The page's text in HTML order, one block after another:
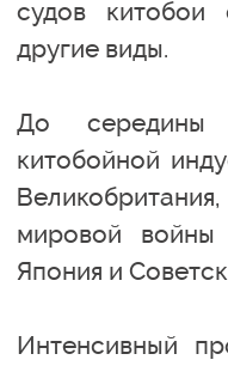
судов китобои
другие виды.
До середины
китобойной
мировой
Япония и
Интенсивный